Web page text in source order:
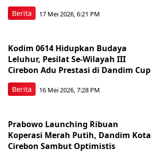
Berita 17 Mei 2026, 6:21 PM
Berita
Kodim 0614 Hidupkan Budaya
Leluhur, Pesilat Se-Wilayah III
Cirebon Adu Prestasi di Dandim Cup
16 Mei 2026, 7:28 PM
Prabowo Launching Ribuan
Koperasi Merah Putih, Dandim Kota
Cirebon Sambut Optimistis